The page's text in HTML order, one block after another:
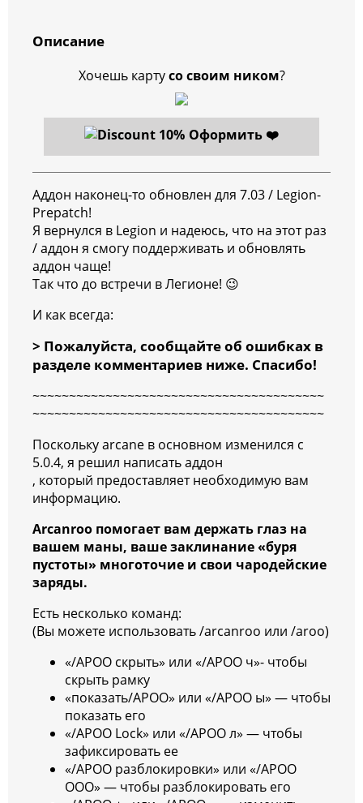
Описание
Хочешь картусо своим ником?
Оформить ❤️
Аддон наконец-то обновлен для 7.03 / Legion-
Prepatch!
Я вернулся в Legion и надеюсь, что на этот раз
/ аддон я смогу поддерживать и обновлять
аддон чаще!
Так что до встречи в Легионе! 😉
И как всегда:
> Пожалуйста, сообщайте об ошибках в
разделе комментариев ниже. Спасибо!
~~~~~~~~~~~~~~~~~~~~~~~~~~~~~~~~~~~~~~~~
~~~~~~~~~~~~~~~~~~~~~~~~~~~~~~~~~~~~~~~~
Поскольку arcane в основном изменился с
5.0.4, я решил написать аддон
, который предоставляет необходимую вам
информацию.
Arcanroo помогает вам держать глаз на
вашем маны, ваше заклинание «буря
пустоты» многоточие и свои чародейские
заряды.
Есть несколько команд:
(Вы можете использовать /arcanroo или /aroo)
«/АРОО скрыть» или «/АРОО ч»- чтобы
скрыть рамку
«показать/АРОО» или «/АРОО ы» — чтобы
показать его
«/АРОО Lock» или «/АРОО л» — чтобы
зафиксировать ее
«/АРОО разблокировки» или «/АРОО
ООО» — чтобы разблокировать его